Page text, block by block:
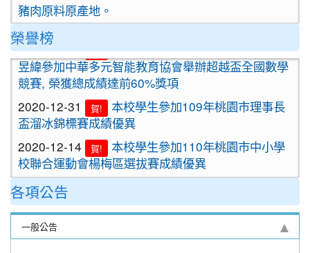
豬肉原料原產地。
2020-09-24＜新制上路＞明年起，餐廳應標示豬肉
原料原產地。
2020-09-24＜新制上路＞明年起，貢丸水餃等應標
示豬肉原料原產地
2020-09-09
重要
『109年國家防災日演習』地震速
報演練，臨震應變「趴下、掩護、穩住」
『Earthquake Disaster Drill』
2020-09-08 重要
車子在走，駕照要有。 交通部及
桃園市政府關心您！
2020-09-08 重要
停一下海闊天空，讓一下保百年
身。 交通部及桃園市政府關心您！
榮譽榜
2021-01-13
昱緯參加中華多元智能教育協會舉辦超越盃全國數學
競賽, 榮獲總成績達前60%獎項
2020-12-31
賀!
本校學生參加109年桃園市理事長
盃溜冰錦標賽成績優異
2020-12-14
賀!
本校學生參加110年桃園市中小學
校聯合運動會楊梅區選拔賽成績優異
2020-12-10
本校學生參加2020年名人盃冬季校
園圍棋對抗賽 成績優異
2020-11-17
本校學生參加臺北市109年第38屆
中正盃溜冰錦標賽成績優異
各項公告
一般公告